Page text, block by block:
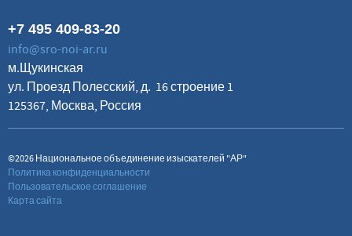
+7 495 409-83-20
info@sro-noi-ar.ru
м.Щукинская
ул. Проезд Полесский, д. 16 строение 1
125367, Москва, Россия
©2026 Национальное объединение изыскателей "АР"
Политика конфиденциальности
Пользовательское соглашение
Карта сайта